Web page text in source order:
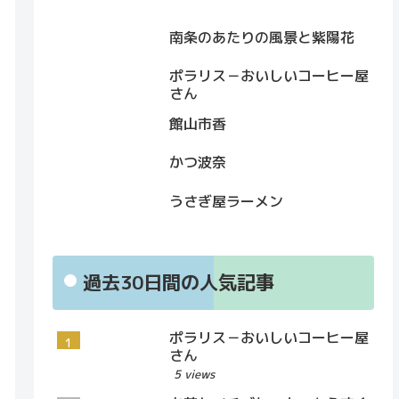
南条のあたりの風景と紫陽花
ポラリス－おいしいコーヒー屋
さん
館山市香
かつ波奈
うさぎ屋ラーメン
過去30日間の人気記事
ポラリス－おいしいコーヒー屋
さん
5 views